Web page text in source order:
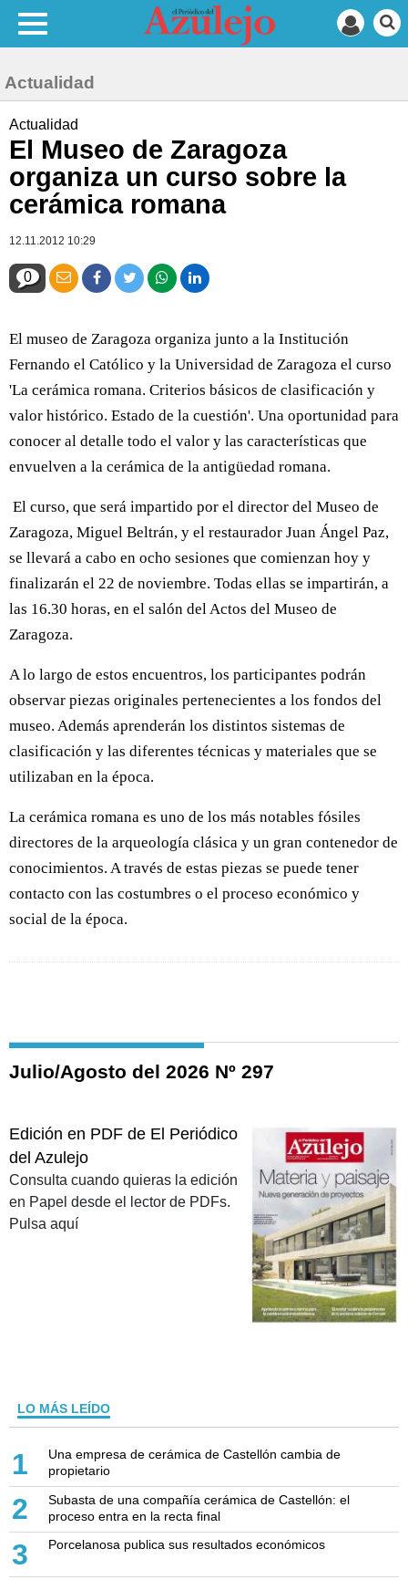
Actualidad
Actualidad
El Museo de Zaragoza
organiza un curso sobre la
cerámica romana
12.11.2012 10:29
0
El museo de Zaragoza organiza junto a la Institución
Fernando el Católico y la Universidad de Zaragoza el curso
'La cerámica romana. Criterios básicos de clasificación y
valor histórico. Estado de la cuestión'. Una oportunidad para
conocer al detalle todo el valor y las características que
envuelven a la cerámica de la antigüedad romana.
El curso, que será impartido por el director del Museo de
Zaragoza, Miguel Beltrán, y el restaurador Juan Ángel Paz,
se llevará a cabo en ocho sesiones que comienzan hoy y
finalizarán el 22 de noviembre. Todas ellas se impartirán, a
las 16.30 horas, en el salón del Actos del Museo de
Zaragoza.
A lo largo de estos encuentros, los participantes podrán
observar piezas originales pertenecientes a los fondos del
museo. Además aprenderán los distintos sistemas de
clasificación y las diferentes técnicas y materiales que se
utilizaban en la época.
La cerámica romana es uno de los más notables fósiles
directores de la arqueología clásica y un gran contenedor de
conocimientos. A través de estas piezas se puede tener
contacto con las costumbres o el proceso económico y
social de la época.
Julio/Agosto del 2026 Nº 297
Edición en PDF de El Periódico
del Azulejo
Consulta cuando quieras la edición
en Papel desde el lector de PDFs.
Pulsa aquí
LO MÁS LEÍDO
1
Una empresa de cerámica de Castellón cambia de
propietario
2
Subasta de una compañía cerámica de Castellón: el
proceso entra en la recta final
3 Porcelanosa publica sus resultados económicos